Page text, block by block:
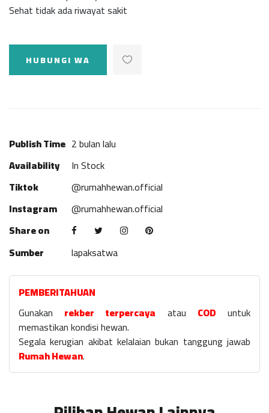
Sehat tidak ada riwayat sakit
HUBUNGI WA
Publish Time 2 bulan lalu
Availability
In Stock
Tiktok
@rumahhewan.official
Instagram
@rumahhewan.official
Share on
Sumber
lapaksatwa
PEMBERITAHUAN
Gunakan rekber terpercaya atau COD untuk
memastikan kondisi hewan.
Segala kerugian akibat kelalaian bukan tanggung jawab
Rumah Hewan.